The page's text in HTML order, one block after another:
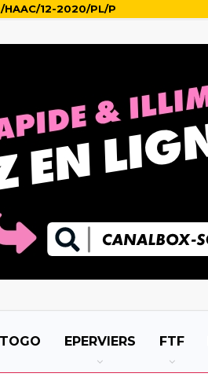
HAAC/12-2020/PL/P
EPERVIERS FTF